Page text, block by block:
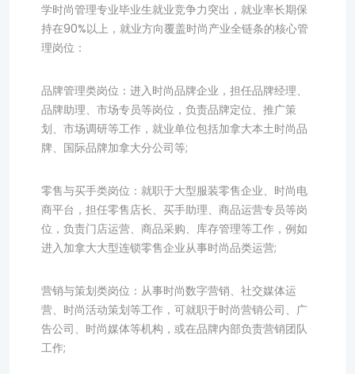
学时尚管理专业毕业生就业竞争力突出，就业率长期保
持在90%以上，就业方向覆盖时尚产业全链条的核心管
理岗位：
品牌管理类岗位：进入时尚品牌企业，担任品牌经理、
品牌助理、市场专员等岗位，负责品牌定位、推广策
划、市场调研等工作，就业单位包括加拿大本土时尚品
牌、国际品牌加拿大分公司等;
零售与买手类岗位：就职于大型服装零售企业、时尚电
商平台，担任零售店长、买手助理、商品运营专员等岗
位，负责门店运营、商品采购、库存管理等工作，例如
进入加拿大大型连锁零售企业从事时尚品类运营;
营销与策划类岗位：从事时尚数字营销、社交媒体运
营、时尚活动策划等工作，可就职于时尚营销公司、广
告公司、时尚媒体等机构，或在品牌内部负责营销团队
工作;